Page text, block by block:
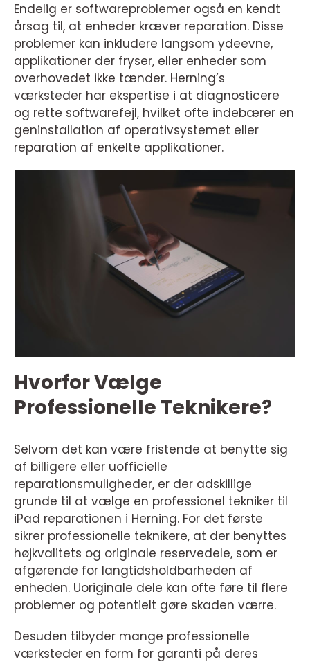
Endelig er softwareproblemer også en kendt
årsag til, at enheder kræver reparation. Disse
problemer kan inkludere langsom ydeevne,
applikationer der fryser, eller enheder som
overhovedet ikke tænder. Herning’s
værksteder har ekspertise i at diagnosticere
og rette softwarefejl, hvilket ofte indebærer en
geninstallation af operativsystemet eller
reparation af enkelte applikationer.
Hvorfor Vælge
Professionelle Teknikere?
Selvom det kan være fristende at benytte sig
af billigere eller uofficielle
reparationsmuligheder, er der adskillige
grunde til at vælge en professionel tekniker til
iPad reparationen i Herning. For det første
sikrer professionelle teknikere, at der benyttes
højkvalitets og originale reservedele, som er
afgørende for langtidsholdbarheden af
enheden. Uoriginale dele kan ofte føre til flere
problemer og potentielt gøre skaden værre.
Desuden tilbyder mange professionelle
værksteder en form for garanti på deres